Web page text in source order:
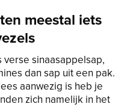
meestal iets
sinaasappelsap,
dan sap uit een pak.
aanwezig is heb je
zich namelijk in het